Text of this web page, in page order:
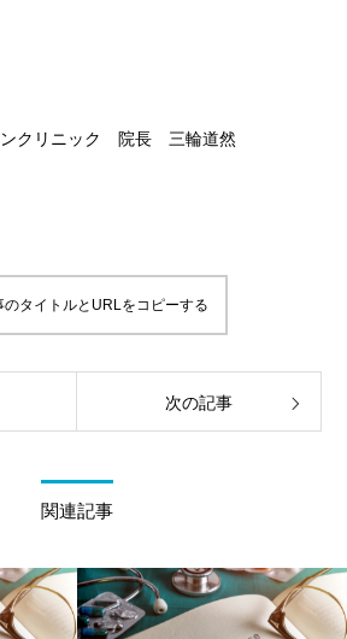
ンクリニック 院長 三輪道然
のタイトルとURLをコピーする
次の記事
関連記事